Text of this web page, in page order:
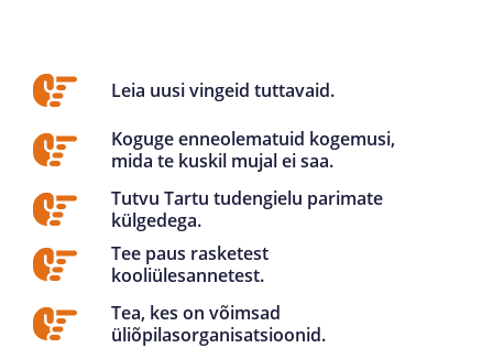
Leia uusi vingeid tuttavaid.
Koguge enneolematuid kogemusi,
mida te kuskil mujal ei saa.
Tutvu Tartu tudengielu parimate
külgedega.
Tee paus rasketest
kooliülesannetest.
Tea, kes on võimsad
üliõpilasorganisatsioonid.